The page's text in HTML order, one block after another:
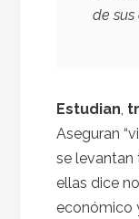
de sus
Estudian,
Aseguran
se levantan
ellas dice
económico